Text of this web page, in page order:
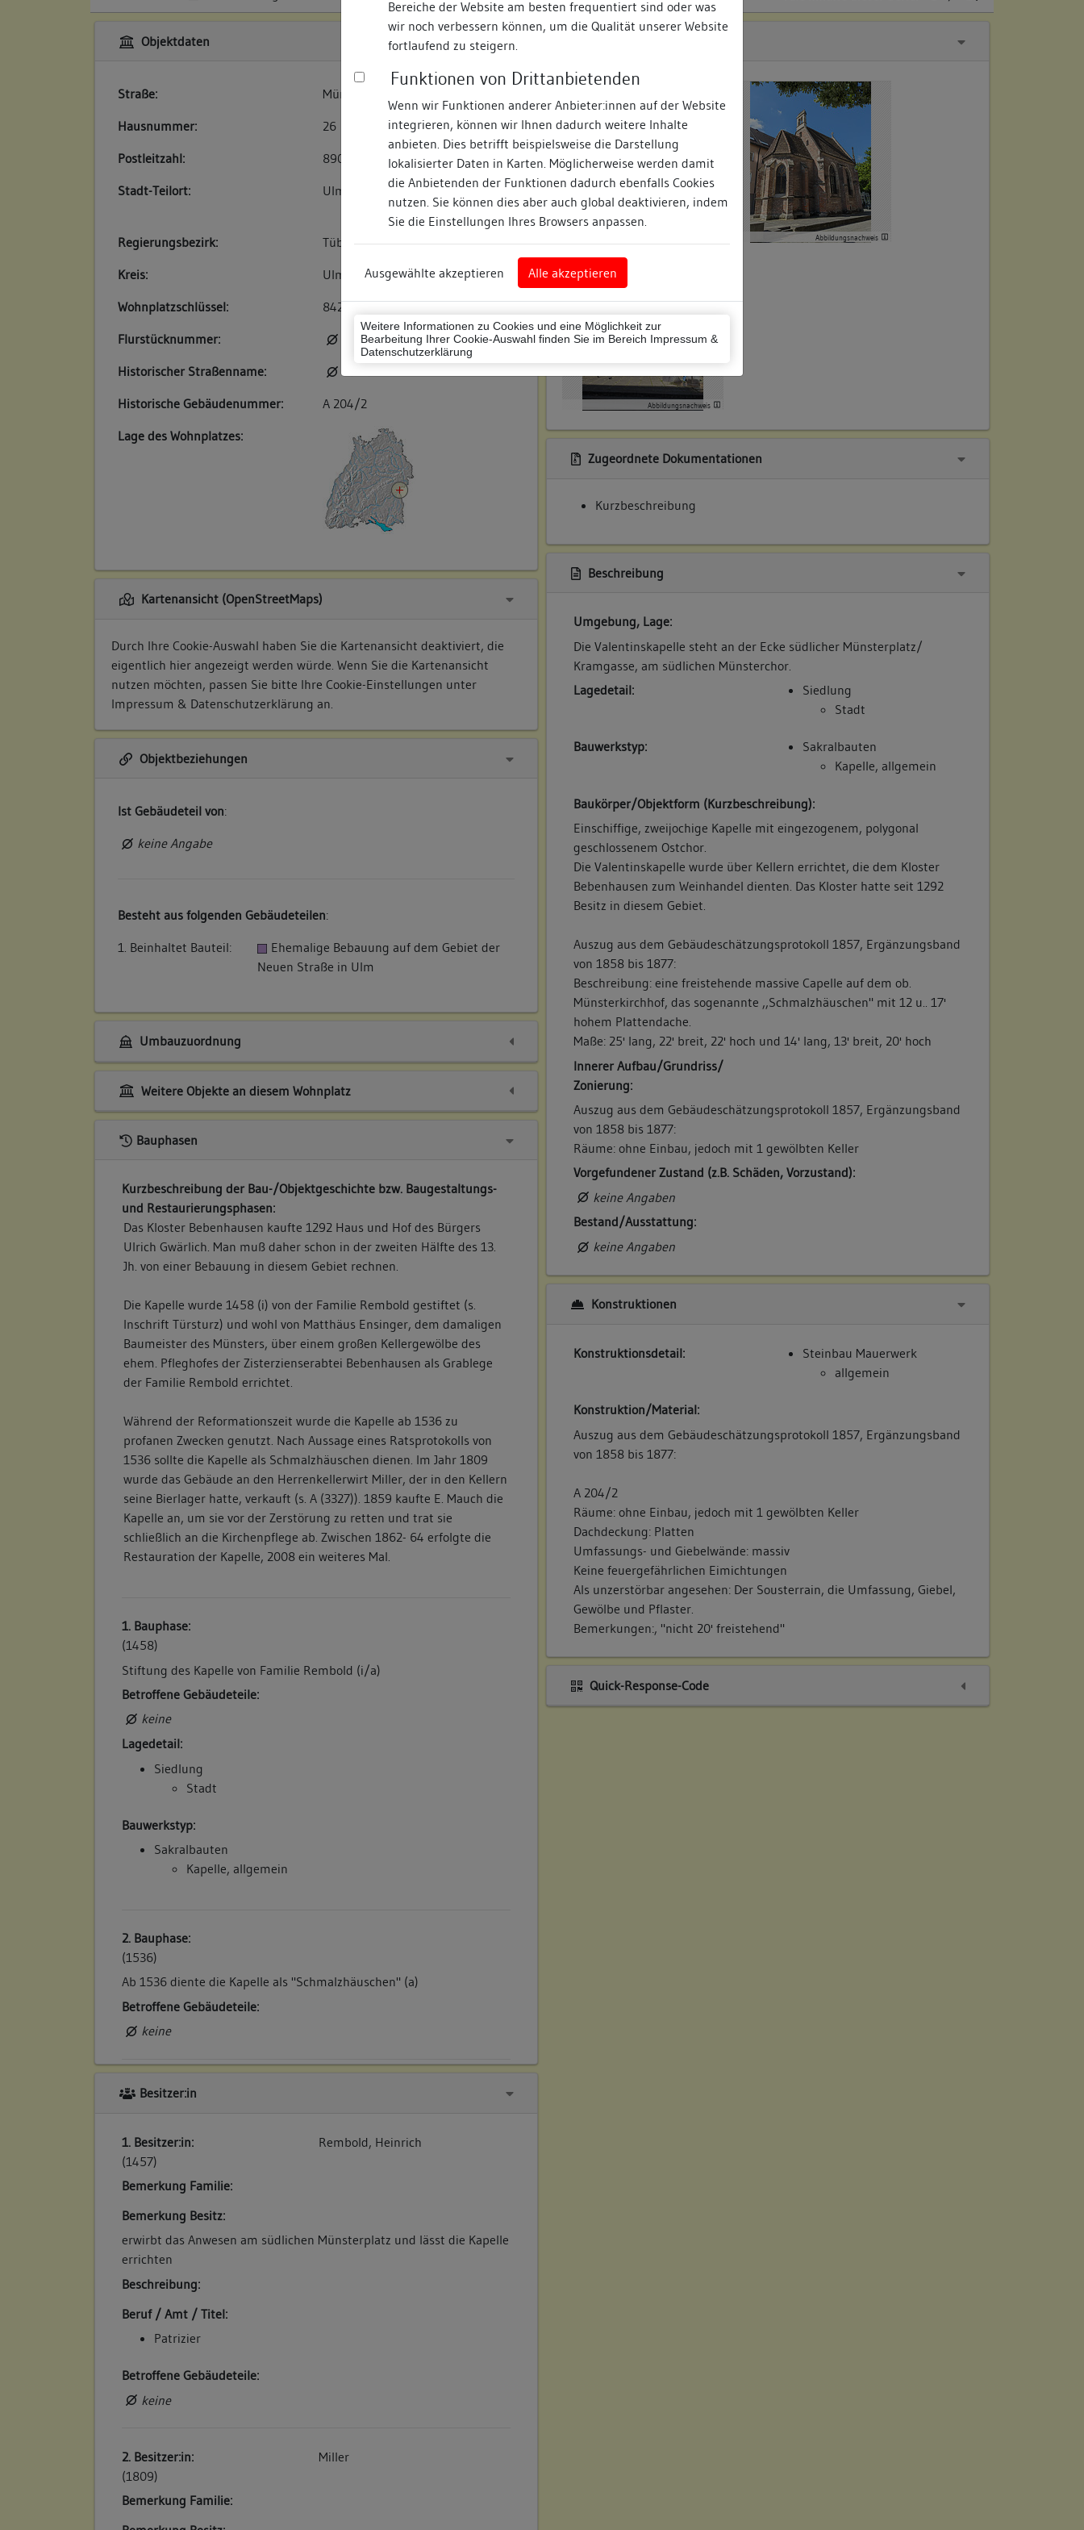
Bereiche der Website am besten frequentiert sind oder was
wir noch verbessern können, um die Qualität unserer Website
fortlaufend zu steigern.
Funktionen von Drittanbietenden
Wenn wir Funktionen anderer Anbieter:innen auf der Website
integrieren, können wir Ihnen dadurch weitere Inhalte
anbieten. Dies betrifft beispielsweise die Darstellung
lokalisierter Daten in Karten. Möglicherweise werden damit
die Anbietenden der Funktionen dadurch ebenfalls Cookies
nutzen. Sie können dies aber auch global deaktivieren, indem
Sie die Einstellungen Ihres Browsers anpassen.
Ausgewählte akzeptieren Alle akzeptieren
Weitere Informationen zu Cookies und eine Möglichkeit zur
Bearbeitung Ihrer Cookie-Auswahl finden Sie im Bereich Impressum &
Datenschutzerklärung
Objektdaten
Straße:
Münsterplatz
Hausnummer:
26
Postleitzahl:
89073
Stadt-Teilort:
Ulm
Regierungsbezirk:
Tübingen
Kreis:
Ulm (Stadtkreis)
Wohnplatzschlüssel:
8421000028
Flurstücknummer:
keine
Historischer Straßenname:
keiner
Historische Gebäudenummer:
A 204/2
Lage des Wohnplatzes:
Kartenansicht (OpenStreetMaps)
Durch Ihre Cookie-Auswahl haben Sie die Kartenansicht deaktiviert, die
eigentlich hier angezeigt werden würde. Wenn Sie die Kartenansicht
nutzen möchten, passen Sie bitte Ihre Cookie-Einstellungen unter
Impressum & Datenschutzerklärung an.
Objektbeziehungen
Ist Gebäudeteil von:
keine Angabe
Besteht aus folgenden Gebäudeteilen:
1. Beinhaltet Bauteil:
Ehemalige Bebauung auf dem Gebiet der
Neuen Straße in Ulm
Umbauzuordnung
Weitere Objekte an diesem Wohnplatz
Bauphasen
Kurzbeschreibung der Bau-/Objektgeschichte bzw. Baugestaltungs-
und Restaurierungsphasen:
Das Kloster Bebenhausen kaufte 1292 Haus und Hof des Bürgers
Ulrich Gwärlich. Man muß daher schon in der zweiten Hälfte des 13.
Jh. von einer Bebauung in diesem Gebiet rechnen.
Die Kapelle wurde 1458 (i) von der Familie Rembold gestiftet (s.
Inschrift Türsturz) und wohl von Matthäus Ensinger, dem damaligen
Baumeister des Münsters, über einem großen Kellergewölbe des
ehem. Pfleghofes der Zisterzienserabtei Bebenhausen als Grablege
der Familie Rembold errichtet.
Während der Reformationszeit wurde die Kapelle ab 1536 zu
profanen Zwecken genutzt. Nach Aussage eines Ratsprotokolls von
1536 sollte die Kapelle als Schmalzhäuschen dienen. Im Jahr 1809
wurde das Gebäude an den Herrenkellerwirt Miller, der in den Kellern
seine Bierlager hatte, verkauft (s. A (3327)). 1859 kaufte E. Mauch die
Kapelle an, um sie vor der Zerstörung zu retten und trat sie
schließlich an die Kirchenpflege ab. Zwischen 1862- 64 erfolgte die
Restauration der Kapelle, 2008 ein weiteres Mal.
1. Bauphase:
(1458)
Stiftung des Kapelle von Familie Rembold (i/a)
Betroffene Gebäudeteile:
keine
Lagedetail:
Siedlung
Stadt
Bauwerkstyp:
Sakralbauten
Kapelle, allgemein
2. Bauphase:
(1536)
Ab 1536 diente die Kapelle als "Schmalzhäuschen" (a)
Betroffene Gebäudeteile:
keine
3. Bauphase:
hergestellt, eine kleine Sakristei, die sich an der Nordecke befand,
abgebrochen und durch zwei Backsteinpfeiler ersetzt.
Betroffene Gebäudeteile:
keine
4. Bauphase:
Restaurierung
Betroffene Gebäudeteile:
keine
Besitzer:in
1. Besitzer:in:
(1457)
Rembold, Heinrich
Bemerkung Familie:
Bemerkung Besitz:
erwirbt das Anwesen am südlichen Münsterplatz und lässt die Kapelle
errichten
Beschreibung:
Beruf / Amt / Titel:
Patrizier
Betroffene Gebäudeteile:
keine
2. Besitzer:in:
(1809)
Miller
Bemerkung Familie:
Abbildungsnachweis
Abbildungsnachweis
Zugeordnete Dokumentationen
Kurzbeschreibung
Beschreibung
Umgebung, Lage:
Die Valentinskapelle steht an der Ecke südlicher Münsterplatz/
Kramgasse, am südlichen Münsterchor.
Lagedetail:
Siedlung
Stadt
Bauwerkstyp:
Sakralbauten
Kapelle, allgemein
Baukörper/Objektform (Kurzbeschreibung):
Einschiffige, zweijochige Kapelle mit eingezogenem, polygonal
geschlossenem Ostchor.
Die Valentinskapelle wurde über Kellern errichtet, die dem Kloster
Bebenhausen zum Weinhandel dienten. Das Kloster hatte seit 1292
Besitz in diesem Gebiet.
Auszug aus dem Gebäudeschätzungsprotokoll 1857, Ergänzungsband
von 1858 bis 1877:
Beschreibung: eine freistehende massive Capelle auf dem ob.
Münsterkirchhof, das sogenannte ,,Schmalzhäuschen" mit 12 u.. 17'
hohem Plattendache.
Maße: 25' lang, 22' breit, 22' hoch und 14' lang, 13' breit, 20' hoch
Innerer Aufbau/Grundriss/
Zonierung:
Auszug aus dem Gebäudeschätzungsprotokoll 1857, Ergänzungsband
von 1858 bis 1877:
Räume: ohne Einbau, jedoch mit 1 gewölbten Keller
Vorgefundener Zustand (z.B. Schäden, Vorzustand):
keine Angaben
Bestand/Ausstattung:
keine Angaben
Konstruktionen
Konstruktionsdetail:
Steinbau Mauerwerk
allgemein
Konstruktion/Material:
Auszug aus dem Gebäudeschätzungsprotokoll 1857, Ergänzungsband
von 1858 bis 1877:
A 204/2
Räume: ohne Einbau, jedoch mit 1 gewölbten Keller
Dachdeckung: Platten
Umfassungs- und Giebelwände: massiv
Keine feuergefährlichen Eimichtungen
Als unzerstörbar angesehen: Der Sousterrain, die Umfassung, Giebel,
Gewölbe und Pflaster.
Bemerkungen:, "nicht 20' freistehend"
Quick-Response-Code